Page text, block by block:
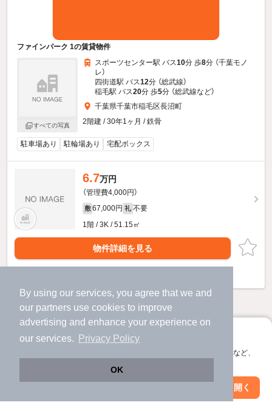
By using our services, you agree that we and
our partners use cookies to improve
advertising and enhance your experience on
our services.
Privacy Policy
OK
アプリに切り替えて、サクサクお部屋探し
会員登録なしですぐ使える。マップ検索やお気に入り保存など、
アプリを開く
ファインパーク 1の賃貸物件
すべての写真
スポーツセンター駅 バス10分 歩8分 （千葉モノ
レ）
四街道駅 バス12分 （総武線）
稲毛駅 バス20分 歩5分 （総武線など）
千葉県千葉市稲毛区長沼町
2階建 / 30年1ヶ月 / 鉄骨
駐車場あり 駐輪場あり 宅配ボックス
6.7万円
（管理費4,000円）
敷 67,000円 礼 不要
1階 / 3K / 51.15㎡
物件詳細を見る
他の人はこんな条件で絞り込んでいます！
人気のこだわり条件
駐車場あり ペット相談
絞り込み条件を変更